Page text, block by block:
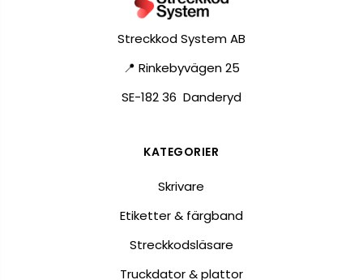
Streckkod System AB
📍 Rinkebyvägen 25
SE-182 36 Danderyd
KATEGORIER
Skrivare
Etiketter & färgband
Streckkodsläsare
Truckdator & plattor